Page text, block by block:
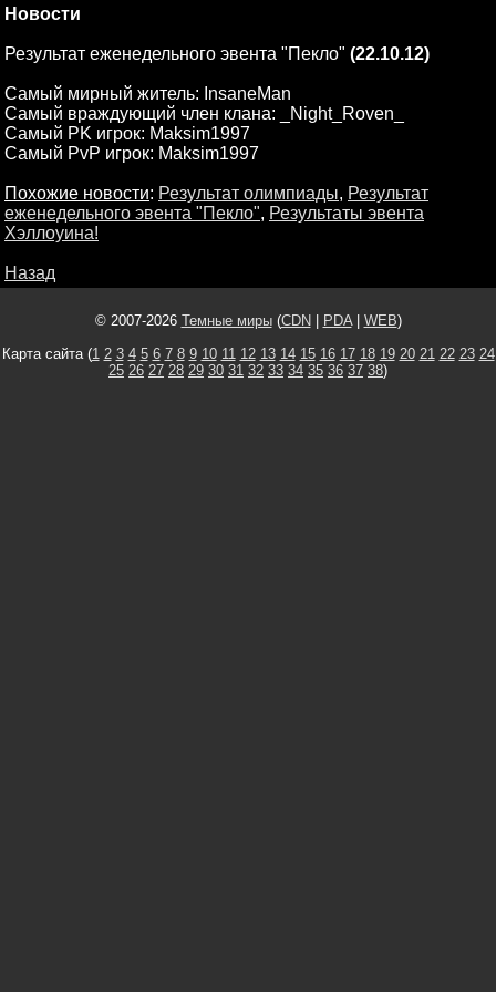
Новости
Результат еженедельного эвента "Пекло" (22.10.12)
Самый мирный житель: InsaneMan
Самый враждующий член клана: _Night_Roven_
Самый PK игрок: Maksim1997
Самый PvP игрок: Maksim1997
Похожие новости: Результат олимпиады, Результат
еженедельного эвента "Пекло", Результаты эвента
Хэллоуина!
Назад
© 2007-2026 Темные миры(CDN PDA| WEB)
Карта сайта (1 2 3 4 5 6 7 8 9 10 11 12 13 14 15 16 17 18 19 20 21 22 23 24
25 26 27 28 29 30 31 32 33 34 35 36 37 38)